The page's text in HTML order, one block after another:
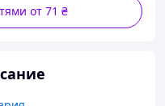
от 71 ₴